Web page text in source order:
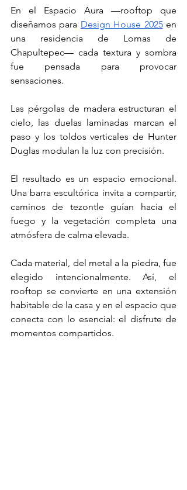
En el Espacio Aura —rooftop que
diseñamos para Design House 2025 en
una residencia de Lomas de
Chapultepec— cada textura y sombra
fue pensada para provocar
sensaciones.
Las pérgolas de madera estructuran el
cielo, las duelas laminadas marcan el
paso y los toldos verticales de Hunter
Duglas modulan la luz con precisión.
El resultado es un espacio emocional.
Una barra escultórica invita a compartir,
caminos de tezontle guían hacia el
fuego y la vegetación completa una
atmósfera de calma elevada.
Cada material, del metal a la piedra, fue
elegido intencionalmente. Así, el
rooftop se convierte en una extensión
habitable de la casa y en el espacio que
conecta con lo esencial: el disfrute de
momentos compartidos.